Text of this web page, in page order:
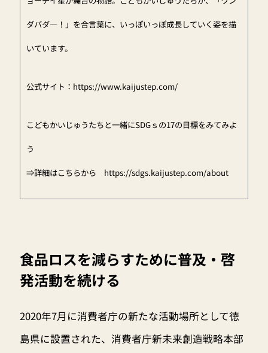
ダバダ―！」を合言葉に、いっぽいっぽ成長していく姿を描
いています。
公式サイト： https://www.kaijustep.com/
こどもかいじゅうたちと一緒にSDGｓの17の目標をみてみよ
う
⇒詳細はこちらから https://sdgs.kaijustep.com/about
食品ロスを減らすために普及・啓
発活動を続ける
2020年7月に消費者庁の新たな活動場所として徳
島県に設置された、消費者庁新未来創造戦略本部